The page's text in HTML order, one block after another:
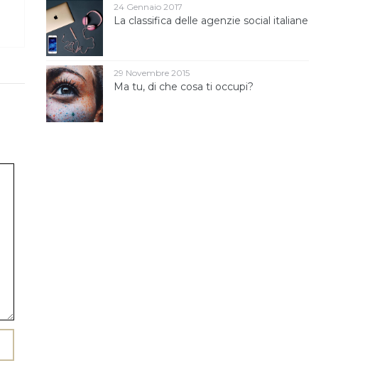
La classifica delle agenzie social italiane
24 Gennaio 2017
Ma tu, di che cosa ti occupi?
29 Novembre 2015